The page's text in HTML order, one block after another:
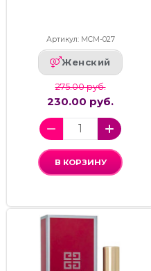
Артикул: МСМ-027
Женский
275.00 руб.
230.00 руб.
В КОРЗИНУ